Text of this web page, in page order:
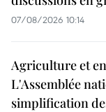
07/08/2026 10:14
Agriculture et
L'Assemblée
simplification